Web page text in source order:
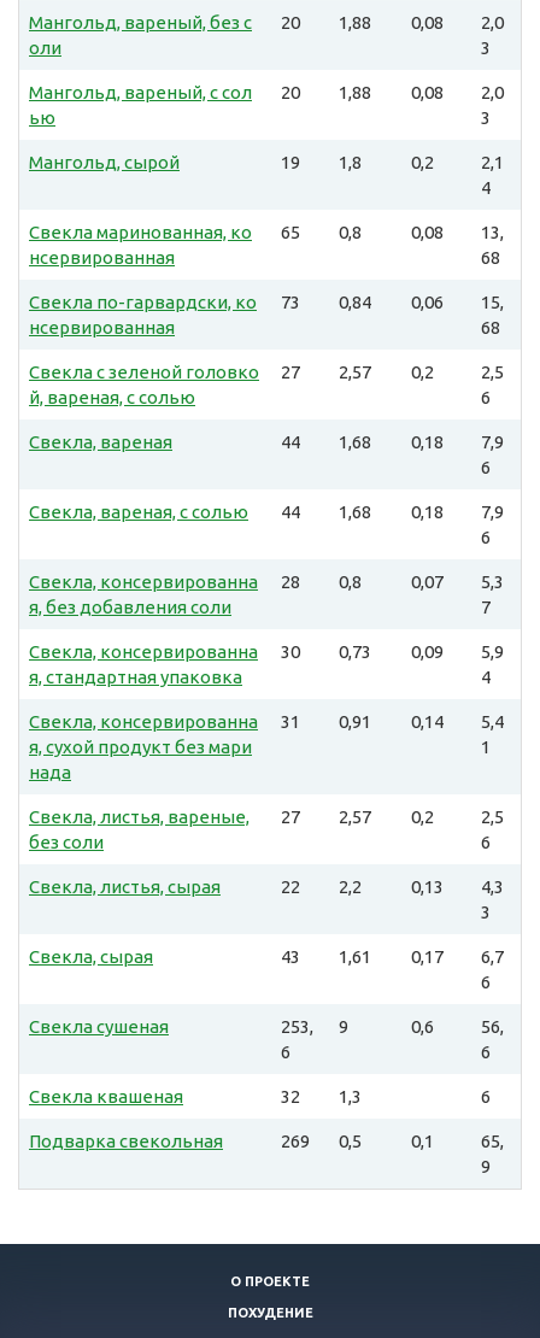
Мангольд, вареный, без с
оли
20 1,88 0,08
2,0
3
Мангольд, вареный, с сол
ью
20 1,88 0,08
2,0
3
Мангольд, сырой 19 1,8 0,2
2,1
4
Свекла маринованная, ко
нсервированная
65 0,8 0,08
13,
68
Свекла по-гарвардски, ко
нсервированная
73 0,84 0,06
15,
68
Свекла с зеленой головко
й, вареная, с солью
27 2,57 0,2
2,5
6
Свекла, вареная 44 1,68 0,18
7,9
6
Свекла, вареная, с солью 44 1,68 0,18
7,9
6
Свекла, консервированна
я, без добавления соли
28 0,8 0,07
5,3
7
Свекла, консервированна
я, стандартная упаковка
30 0,73 0,09
5,9
4
Свекла, консервированна
я, сухой продукт без мари
нада
31 0,91 0,14
5,4
1
Свекла, листья, вареные,
без соли
27 2,57 0,2
2,5
6
Свекла, листья, сырая 22 2,2 0,13
4,3
3
Свекла, сырая 43 1,61 0,17
6,7
6
Свекла сушеная
253,
6
9 0,6
56,
6
Свекла квашеная 32 1,3 6
Подварка свекольная 269 0,5 0,1
65,
9
О ПРОЕКТЕ
ПОХУДЕНИЕ